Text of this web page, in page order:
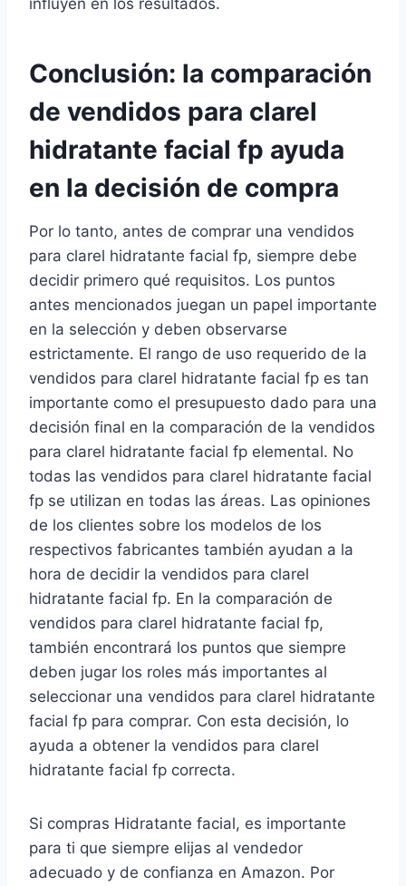
Conclusión: la comparación
de vendidos para clarel
hidratante facial fp ayuda
en la decisión de compra
Por lo tanto, antes de comprar una vendidos
para clarel hidratante facial fp, siempre debe
decidir primero qué requisitos. Los puntos
antes mencionados juegan un papel importante
en la selección y deben observarse
estrictamente. El rango de uso requerido de la
vendidos para clarel hidratante facial fp es tan
importante como el presupuesto dado para una
decisión final en la comparación de la vendidos
para clarel hidratante facial fp elemental. No
todas las vendidos para clarel hidratante facial
fp se utilizan en todas las áreas. Las opiniones
de los clientes sobre los modelos de los
respectivos fabricantes también ayudan a la
hora de decidir la vendidos para clarel
hidratante facial fp. En la comparación de
vendidos para clarel hidratante facial fp,
también encontrará los puntos que siempre
deben jugar los roles más importantes al
seleccionar una vendidos para clarel hidratante
facial fp para comprar. Con esta decisión, lo
ayuda a obtener la vendidos para clarel
hidratante facial fp correcta.
Si compras Hidratante facial, es importante
para ti que siempre elijas al vendedor
adecuado y de confianza en Amazon. Por